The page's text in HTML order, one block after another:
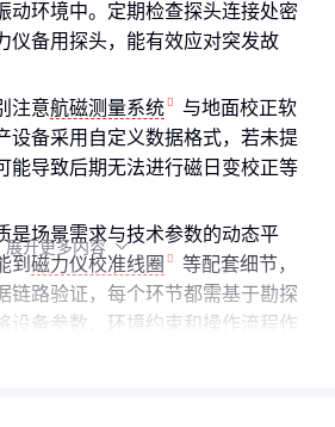
动环境中。定期检查探头连接处密
仪备用探头，能有效应对突发故
注意航磁测量系统
与地面校正软
设备采用自定义数据格式，若未提
能导致后期无法进行磁日变校正等
是场景需求与技术参数的动态平
到 磁力仪校准线圈
等配套细节，
链路验证，每个环节都需基于勘探
设备参数、环境约束和操作流程作
展开更多内容 